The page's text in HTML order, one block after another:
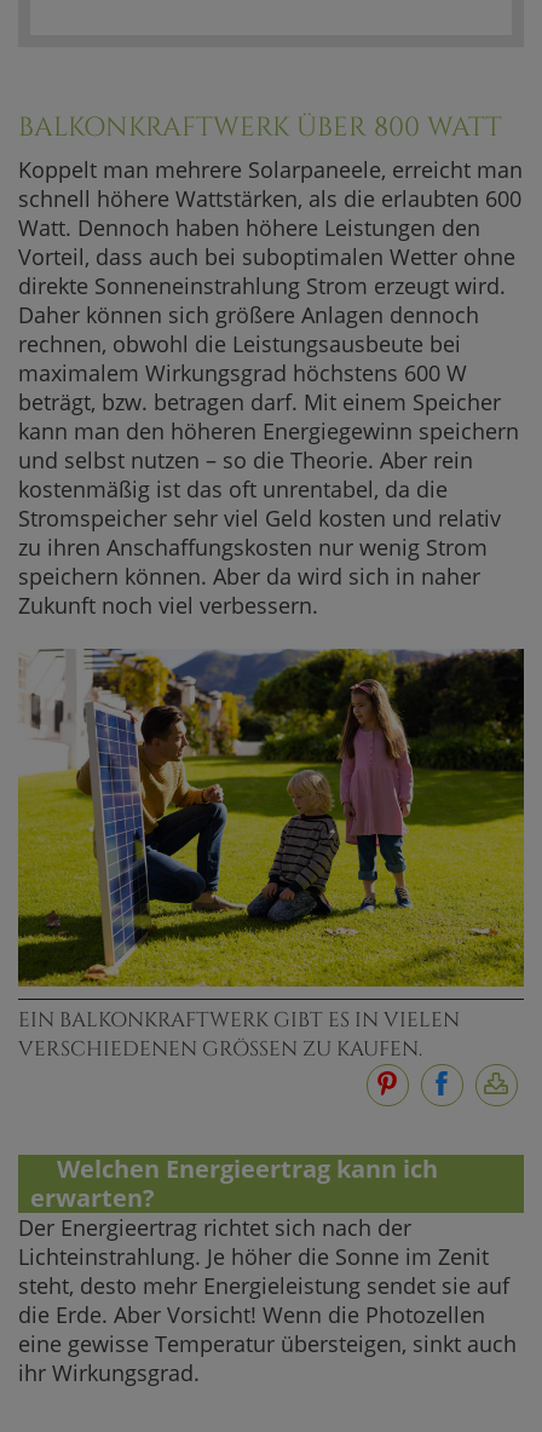
BALKONKRAFTWERK ÜBER 800 WATT
Koppelt man mehrere Solarpaneele, erreicht man
schnell höhere Wattstärken, als die erlaubten 600
Watt. Dennoch haben höhere Leistungen den
Vorteil, dass auch bei suboptimalen Wetter ohne
direkte Sonneneinstrahlung Strom erzeugt wird.
Daher können sich größere Anlagen dennoch
rechnen, obwohl die Leistungsausbeute bei
maximalem Wirkungsgrad höchstens 600 W
beträgt, bzw. betragen darf. Mit einem Speicher
kann man den höheren Energiegewinn speichern
und selbst nutzen – so die Theorie. Aber rein
kostenmäßig ist das oft unrentabel, da die
Stromspeicher sehr viel Geld kosten und relativ
zu ihren Anschaffungskosten nur wenig Strom
speichern können. Aber da wird sich in naher
Zukunft noch viel verbessern.
EIN BALKONKRAFTWERK GIBT ES IN VIELEN
VERSCHIEDENEN GRÖSSEN ZU KAUFEN.
Welchen Energieertrag kann ich
erwarten?
Der Energieertrag richtet sich nach der
Lichteinstrahlung. Je höher die Sonne im Zenit
steht, desto mehr Energieleistung sendet sie auf
die Erde. Aber Vorsicht! Wenn die Photozellen
eine gewisse Temperatur übersteigen, sinkt auch
ihr Wirkungsgrad.